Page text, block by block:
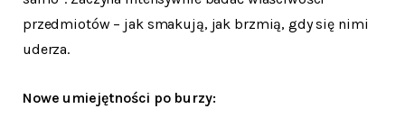
przedmiotów – jak smakują, jak brzmią, gdy się nimi
uderza.
Nowe umiejętności po burzy: